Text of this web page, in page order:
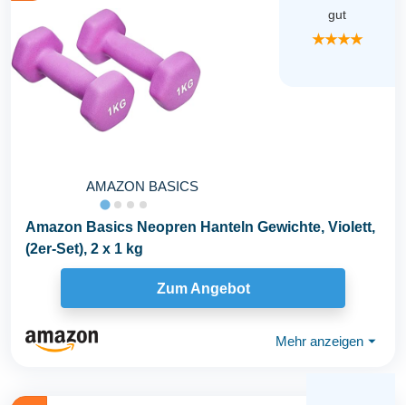
AMAZON BASICS
gut
★★★★
Amazon Basics Neopren Hanteln Gewichte, Violett,
(2er-Set), 2 x 1 kg
Zum Angebot
Mehr anzeigen ⏷